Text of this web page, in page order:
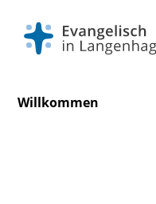
überspringen
Willkommen